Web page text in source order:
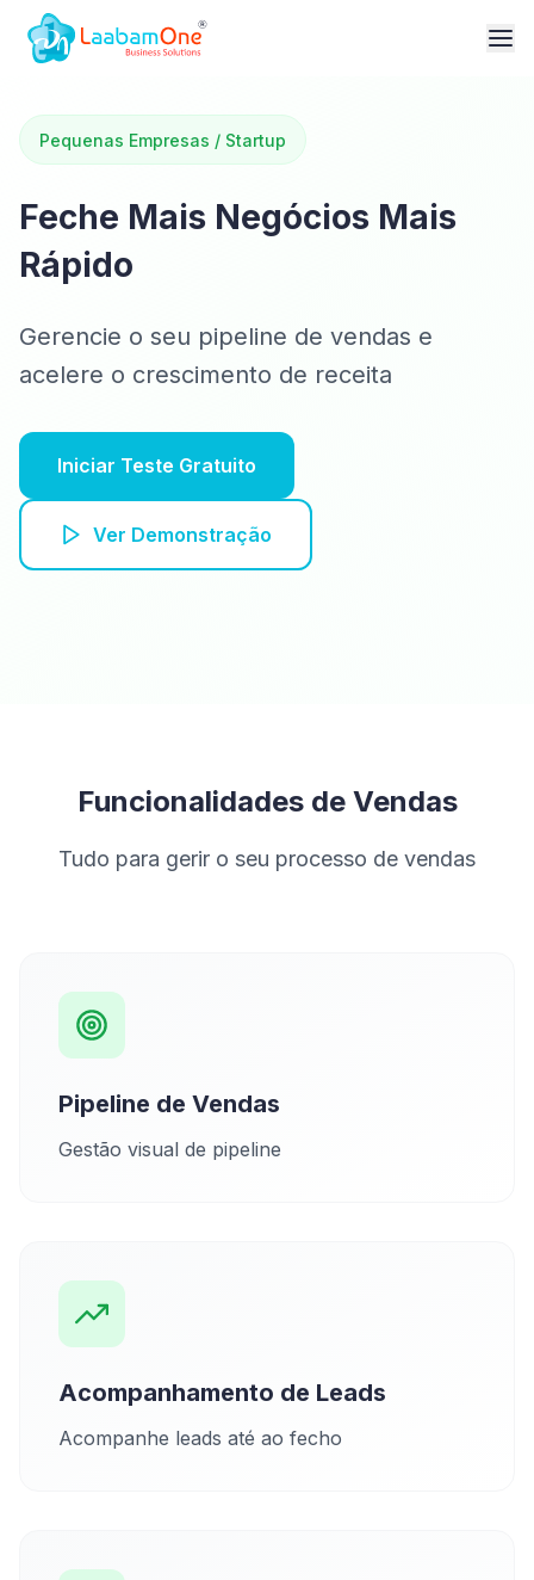
Pequenas Empresas / Startup
Feche Mais Negócios Mais
Rápido
Gerencie o seu pipeline de vendas e
acelere o crescimento de receita
Iniciar Teste Gratuito
Ver Demonstração
Funcionalidades de Vendas
Tudo para gerir o seu processo de vendas
Pipeline de Vendas
Gestão visual de pipeline
Acompanhamento de Leads
Acompanhe leads até ao fecho